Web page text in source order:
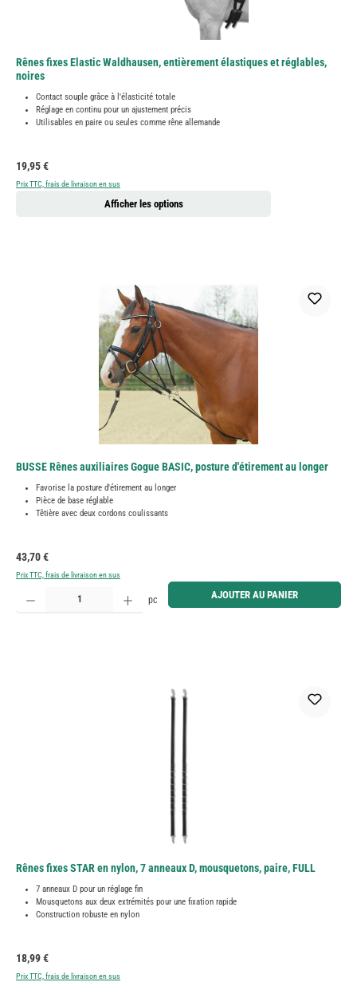
Rênes fixes Elastic Waldhausen, entièrement élastiques et réglables,
noires
Contact souple grâce à l'élasticité totale
Réglage en continu pour un ajustement précis
Utilisables en paire ou seules comme rêne allemande
Prix régulier :
19,95 €
Prix TTC, frais de livraison en sus
Afficher les options
BUSSE Rênes auxiliaires Gogue BASIC, posture d'étirement au longer
Favorise la posture d'étirement au longer
Pièce de base réglable
Têtière avec deux cordons coulissants
Prix régulier :
43,70 €
Prix TTC, frais de livraison en sus
Quantité de produit : Entrez la quantité souhaitée ou utilisez les boutons pour augmenter ou
pc AJOUTER AU PANIER
Rênes fixes STAR en nylon, 7 anneaux D, mousquetons, paire, FULL
7 anneaux D pour un réglage fin
Mousquetons aux deux extrémités pour une fixation rapide
Construction robuste en nylon
Prix régulier :
18,99 €
Prix TTC, frais de livraison en sus